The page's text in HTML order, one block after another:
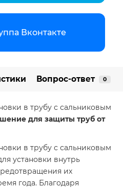
Вконтакте
Вопрос-ответ 0
в трубу с сальниковым
для защиты труб от
в трубу с сальниковым
установки внутрь
их
года. Благодаря